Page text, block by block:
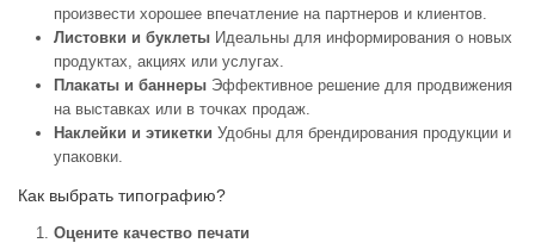
произвести хорошее впечатление на партнеров и клиентов.
Листовки и буклеты Идеальны для информирования о новых
продуктах, акциях или услугах.
Плакаты и баннеры Эффективное решение для продвижения
на выставках или в точках продаж.
Наклейки и этикетки Удобны для брендирования продукции и
упаковки.
Как выбрать типографию?
Оцените качество печати